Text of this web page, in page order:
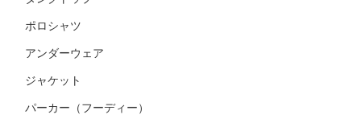
ポロシャツ
アンダーウェア
ジャケット
パーカー（フーディー）